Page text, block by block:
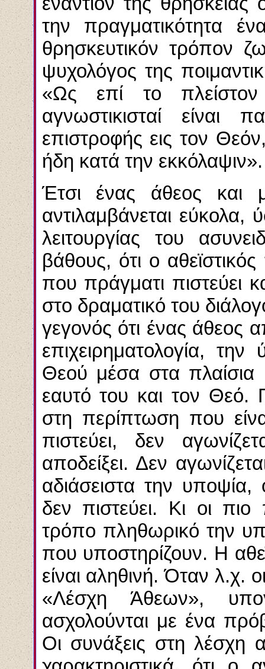
την πραγματικότητα
θρησκευτικόν τρόπον
ψυχολόγος της
«Ως επί το πλείστον
αγνωστικισταί είναι
επιστροφής εις τον
ήδη κατά την εκκόλαψιν».
Έτσι ένας άθεος και
αντιλαμβάνεται
λειτουργίας του
βάθους, ότι ο
που πράγματι πιστεύει
στο δραματικό του
γεγονός ότι ένας άθεος
επιχειρηματολογία,
Θεού μέσα στα πλαίσια
εαυτό του και τον Θεό.
στη περίπτωση που
πιστεύει, δεν
αποδείξει. Δεν
αδιάσειστα την υποψία,
δεν πιστεύει. Κι οι
τρόπο πληθωρικό την
που υποστηρίζουν. Η
είναι αληθινή. Όταν λ.χ.
«Λέσχη Άθεων»,
ασχολούνται με ένα
Οι συνάξεις στη λέσχη